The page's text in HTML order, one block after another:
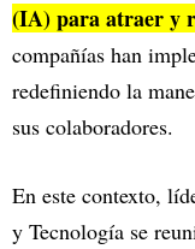
(IA) para atraer y
compañías han
redefiniendo la
sus colaboradores.
En este contexto,
y Tecnología se